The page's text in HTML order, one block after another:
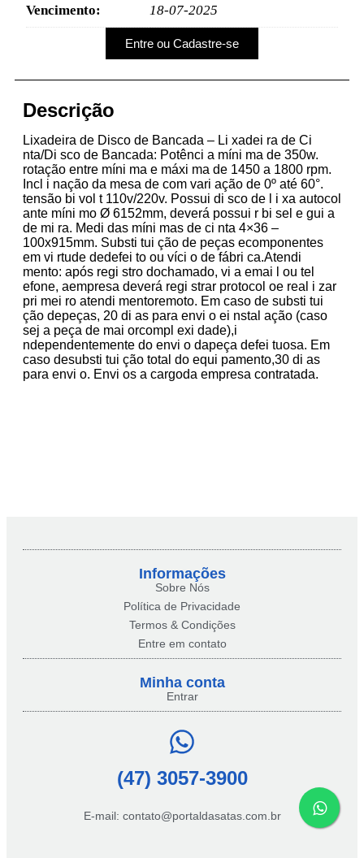
Vencimento: 18-07-2025
Entre ou Cadastre-se
Descrição
Lixadeira de Disco de Bancada – Li xadei ra de Ci
nta/Di sco de Bancada: Potênci a míni ma de 350w.
rotação entre míni ma e máxi ma de 1450 a 1800 rpm.
Incl i nação da mesa de com vari ação de 0º até 60°.
tensão bi vol t 110v/220v. Possui di sco de l i xa autocol
ante míni mo Ø 6152mm, deverá possui r bi sel e gui a
de mi ra. Medi das míni mas de ci nta 4×36 –
100x915mm. Substi tui ção de peças ecomponentes
em vi rtude dedefei to ou víci o de fábri ca.Atendi
mento: após regi stro dochamado, vi a emai l ou tel
efone, aempresa deverá regi strar protocol oe real i zar
pri mei ro atendi mentoremoto. Em caso de substi tui
ção depeças, 20 di as para envi o ei nstal ação (caso
sej a peça de mai orcompl exi dade),i
ndependentemente do envi o dapeça defei tuosa. Em
caso desubsti tui ção total do equi pamento,30 di as
para envi o. Envi os a cargoda empresa contratada.
Informações
Sobre Nós
Política de Privacidade
Termos & Condições
Entre em contato
Minha conta​
Entrar
(47) 3057-3900
E-mail: contato@portaldasatas.com.br